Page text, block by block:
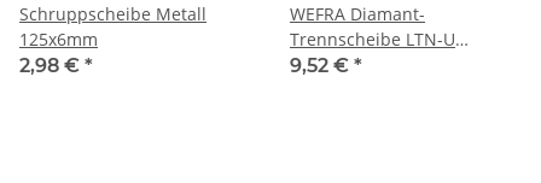
Schruppscheibe Metall
125x6mm
2,98 € *
WEFRA Diamant-
Trennscheibe LTN-U
Universal Beton Ziegel 115
9,52 € *